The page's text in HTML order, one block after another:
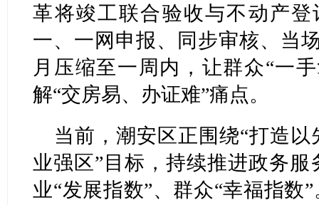
革将竣工联合验收与不动产
一、一网申报、同步审核、当
月压缩至一周内，让群众“一
解“交房易、办证难”痛点。
当前，潮安区正围绕“打造
业强区”目标，持续推进政务
业“发展指数”、群众“幸福指数